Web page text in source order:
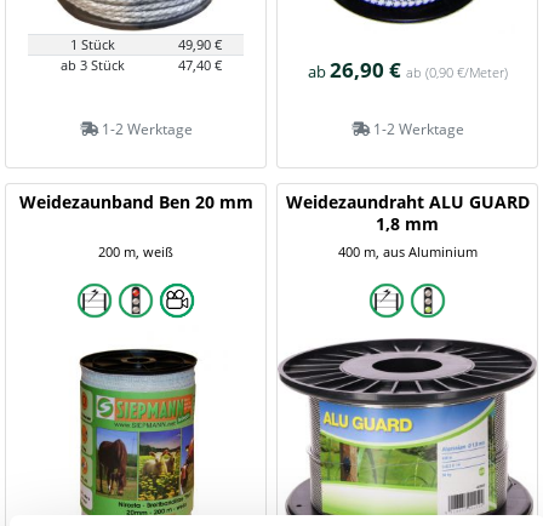
1 Stück
49,90 €
ab 3 Stück
47,40 €
1-2 Werktage
ab26,90 € ab (0,90 €/Meter)
1-2 Werktage
Weidezaunband Ben 20 mm
200 m, weiß
Weidezaundraht ALU GUARD
1,8 mm
400 m, aus Aluminium